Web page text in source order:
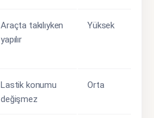
Araçta takılıyken
yapılır
Yüksek
Lastik konumu
değişmez
Orta